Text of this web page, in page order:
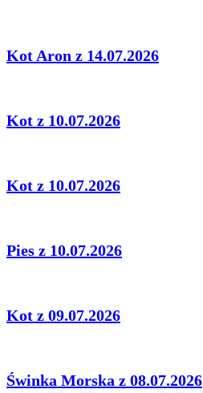
Kot Aron z 14.07.2026
Kot z 10.07.2026
Kot z 10.07.2026
Pies z 10.07.2026
Kot z 09.07.2026
Świnka Morska z 08.07.2026